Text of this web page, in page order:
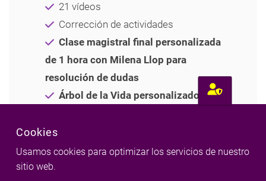
21 vídeos
Corrección de actividades
Clase magistral final personalizada
de 1 hora con Milena Llop para
resolución de dudas
Árbol de la Vida personalizado
Cookies
Usamos cookies para optimizar los servicios de nuestro
sitio web.